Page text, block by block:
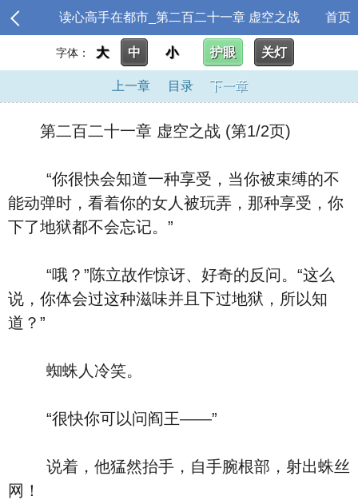
读心高手在都市_第二百二十一章 虚空之战 首页
字体： 大 中 小 护眼 关灯
上一章 目录 下一章
第二百二十一章 虚空之战 (第1/2页)
“你很快会知道一种享受，当你被束缚的不
能动弹时，看着你的女人被玩弄，那种享受，你
下了地狱都不会忘记。”
“哦？”陈立故作惊讶、好奇的反问。“这么
说，你体会过这种滋味并且下过地狱，所以知
道？”
蜘蛛人冷笑。
“很快你可以问阎王――”
说着，他猛然抬手，自手腕根部，射出蛛丝
网！